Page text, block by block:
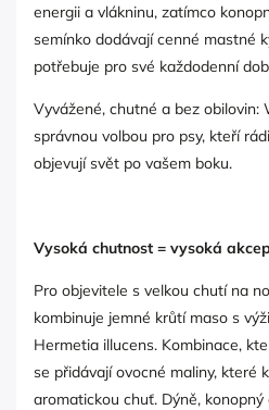
energii a vlákninu, zatímco
semínko dodávají cenné mastné
potřebuje pro své každodenní
Vyvážené, chutné a bez obilovin:
správnou volbou pro psy, kteří
objevují svět po vašem boku.
Vysoká chutnost = vysoká
Pro objevitele s velkou chutí na
kombinuje jemné krůtí maso s
Hermetia illucens. Kombinace,
se přidávají ovocné maliny, které
aromatickou chuť. Dýně,